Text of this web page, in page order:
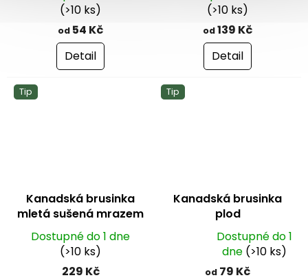
(>10 ks)
od 54 Kč
Detail
(>10 ks)
od139 Kč
Detail
Tip
Kanadská brusinka
mletá sušená mrazem
- lyofilizovaná 50g
Dostupné do 1 dne
(>10 ks)
229 Kč
Tip
Kanadská brusinka
plod
produktu
Dostupné do 1
dne (>10 ks)
od 79 Kč